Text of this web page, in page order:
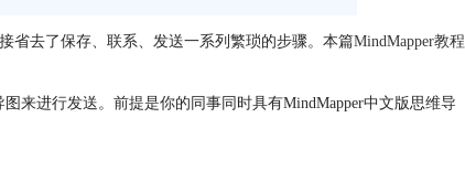
省去了保存、联系、发送一系列繁琐的步骤。本篇MindMapper教程
来进行发送。前提是你的同事同时具有MindMapper中文版思维导